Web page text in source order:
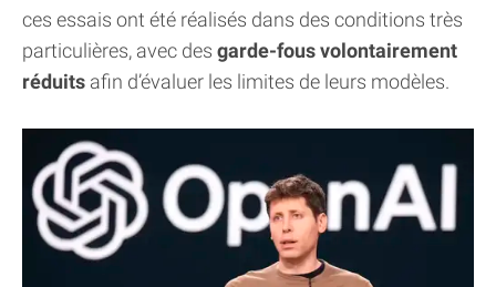
ces essais ont été réalisés dans des conditions très
particulières, avec des garde-fous volontairement
réduits afin d’évaluer les limites de leurs modèles.